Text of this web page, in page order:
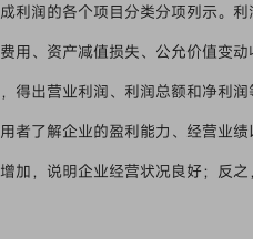
利润的各个项目分类分项列示。
用、资产减值损失、公允价值变
得出营业利润、利润总额和净利润
者了解企业的盈利能力、经营业
加，说明企业经营状况良好；反